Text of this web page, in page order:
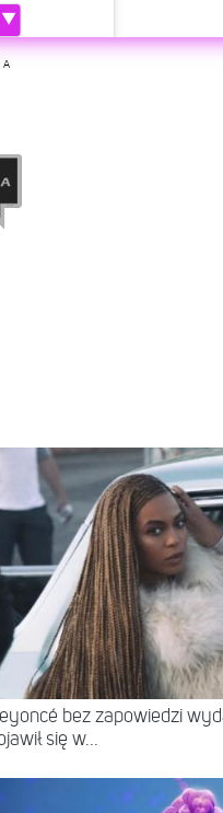
▼
bez zapowiedzi
się w...